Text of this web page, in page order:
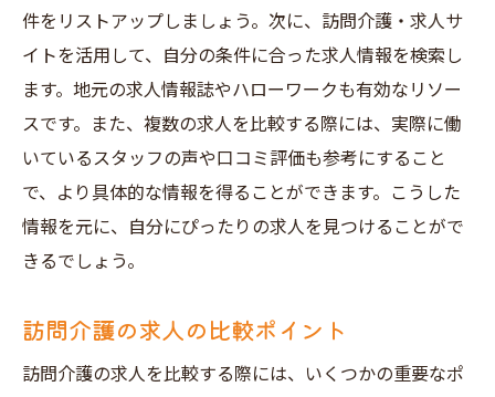
件をリストアップしましょう。次に、訪問介護・求人サ
イトを活用して、自分の条件に合った求人情報を検索し
ます。地元の求人情報誌やハローワークも有効なリソー
スです。また、複数の求人を比較する際には、実際に働
いているスタッフの声や口コミ評価も参考にすること
で、より具体的な情報を得ることができます。こうした
情報を元に、自分にぴったりの求人を見つけることがで
きるでしょう。
訪問介護の求人の比較ポイント
訪問介護の求人を比較する際には、いくつかの重要なポ